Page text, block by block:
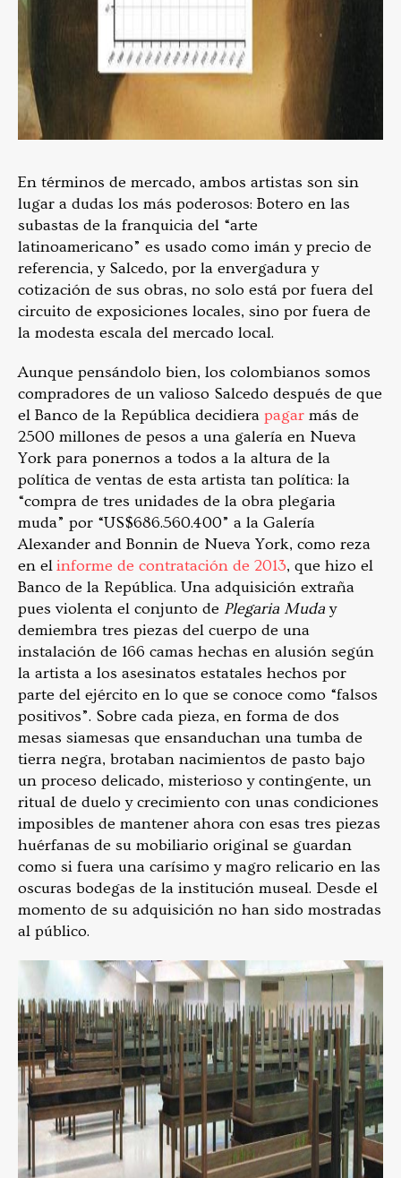
En términos de mercado, ambos artistas son sin
lugar a dudas los más poderosos: Botero en las
subastas de la franquicia del “arte
latinoamericano” es usado como imán y precio de
referencia, y Salcedo, por la envergadura y
cotización de sus obras, no solo está por fuera del
circuito de exposiciones locales, sino por fuera de
la modesta escala del mercado local.
Aunque pensándolo bien, los colombianos somos
compradores de un valioso Salcedo después de que
el Banco de la República decidiera pagar más de
2500 millones de pesos a una galería en Nueva
York para ponernos a todos a la altura de la
política de ventas de esta artista tan política: la
“compra de tres unidades de la obra plegaria
muda” por “US$686.560.400” a la Galería
Alexander and Bonnin de Nueva York, como reza
en elinforme de contratación de 2013, que hizo el
Banco de la República. Una adquisición extraña
pues violenta el conjunto de Plegaria Muday
demiembra tres piezas del cuerpo de una
instalación de 166 camas hechas en alusión según
la artista a los asesinatos estatales hechos por
parte del ejército en lo que se conoce como “falsos
positivos”. Sobre cada pieza, en forma de dos
mesas siamesas que ensanduchan una tumba de
tierra negra, brotaban nacimientos de pasto bajo
un proceso delicado, misterioso y contingente, un
ritual de duelo y crecimiento con unas condiciones
imposibles de mantener ahora con esas tres piezas
huérfanas de su mobiliario original se guardan
como si fuera una carísimo y magro relicario en las
oscuras bodegas de la institución museal. Desde el
momento de su adquisición no han sido mostradas
al público.